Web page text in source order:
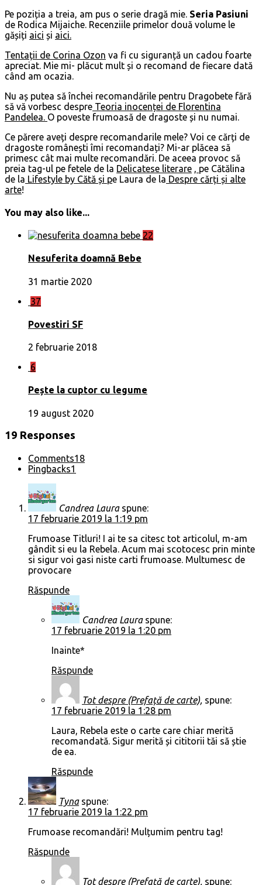
Pe poziția a treia, am pus o serie dragă mie. Seria Pasiuni
de Rodica Mijaiche. Recenziile primelor două volume le
gășiți aici și aici.
Tentații de Corina Ozon va fi cu siguranță un cadou foarte
apreciat. Mie mi- plăcut mult și o recomand de fiecare dată
când am ocazia.
Nu aș putea să închei recomandările pentru Dragobete fără
să vă vorbesc despre Teoria inocenței de Florentina
Pandelea. O poveste frumoasă de dragoste și nu numai.
Ce părere aveți despre recomandarile mele? Voi ce cărți de
dragoste românești îmi recomandați? Mi-ar plăcea să
primesc cât mai multe recomandări. De aceea provoc să
preia tag-ul pe fetele de la Delicatese literare , pe Cătălina
de la Lifestyle by Cătă și pe Laura de la Despre cărți și alte
arte!
You may also like...
22
Nesuferita doamnă Bebe
31 martie 2020
37
Povestiri SF
2 februarie 2018
6
Pește la cuptor cu legume
19 august 2020
19 Responses
Comments18
Pingbacks1
Candrea Laura spune:
17 februarie 2019 la 1:19 pm
Frumoase Titluri! I ai te sa citesc tot articolul, m-am
gândit si eu la Rebela. Acum mai scotocesc prin minte
si sigur voi gasi niste carti frumoase. Multumesc de
provocare
Răspunde
Candrea Laura spune:
17 februarie 2019 la 1:20 pm
Inainte*
Răspunde
Tot despre (Prefață de carte), spune:
17 februarie 2019 la 1:28 pm
Laura, Rebela este o carte care chiar merită
recomandată. Sigur merită și cititorii tăi să știe
de ea.
Răspunde
Tyna spune:
17 februarie 2019 la 1:22 pm
Frumoase recomandări! Mulțumim pentru tag!
Răspunde
Tot despre (Prefață de carte), spune: